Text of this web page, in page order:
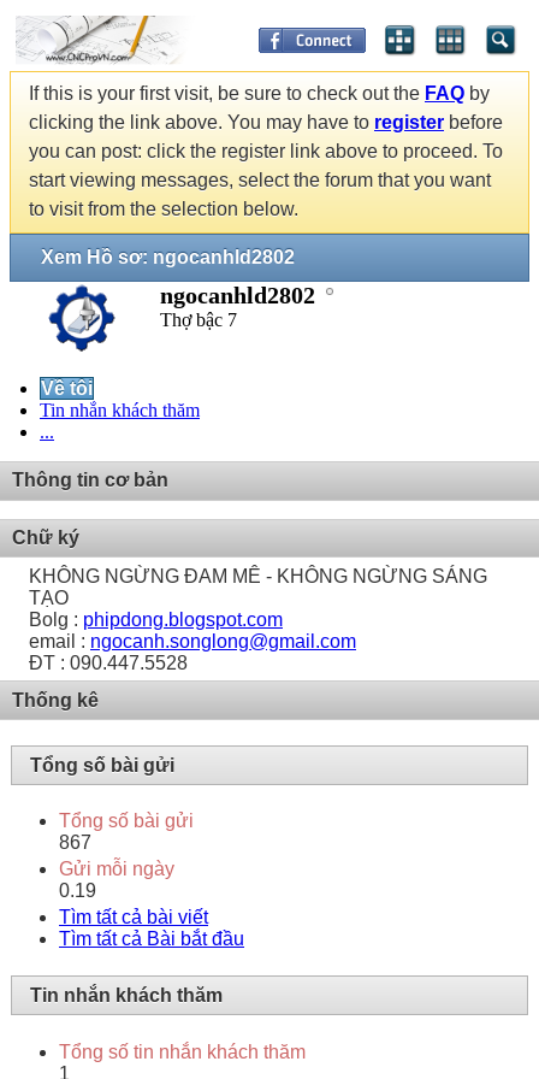
If this is your first visit, be sure to check out the FAQ by
clicking the link above. You may have to register before
you can post: click the register link above to proceed. To
start viewing messages, select the forum that you want
to visit from the selection below.
Xem Hồ sơ: ngocanhld2802
ngocanhld2802
Thợ bậc 7
Về tôi
Tin nhắn khách thăm
...
Thông tin cơ bản
Chữ ký
KHÔNG NGỪNG ĐAM MÊ - KHÔNG NGỪNG SÁNG
TẠO
Bolg : phipdong.blogspot.com
email : ngocanh.songlong@gmail.com
ĐT : 090.447.5528
Thống kê
Tổng số bài gửi
Tổng số bài gửi
867
Gửi mỗi ngày
0.19
Tìm tất cả bài viết
Tìm tất cả Bài bắt đầu
Tin nhắn khách thăm
Tổng số tin nhắn khách thăm
1